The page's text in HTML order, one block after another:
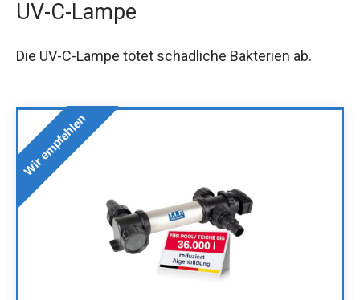
UV-C-Lampe
Die UV-C-Lampe tötet schädliche Bakterien ab.
Wir empfehlen